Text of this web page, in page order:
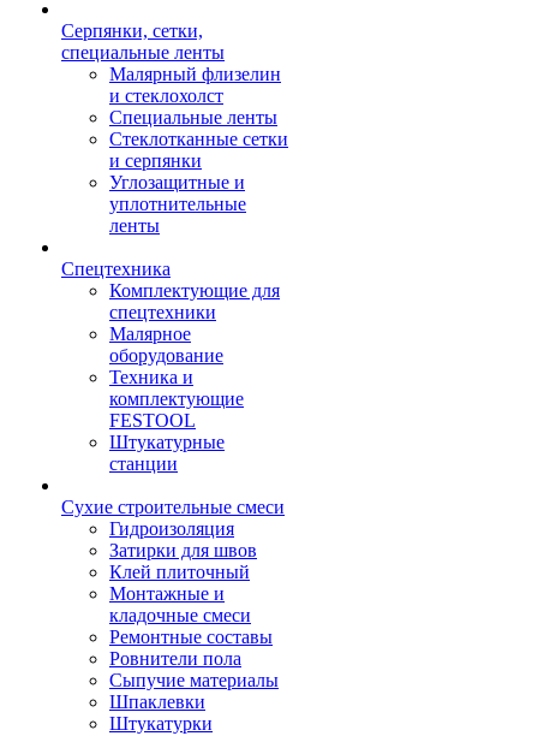
Серпянки, сетки,
специальные ленты
Малярный флизелин
и стеклохолст
Специальные ленты
Стеклотканные сетки
и серпянки
Углозащитные и
уплотнительные
ленты
Спецтехника
Комплектующие для
спецтехники
Малярное
оборудование
Техника и
комплектующие
FESTOOL
Штукатурные
станции
Сухие строительные смеси
Гидроизоляция
Затирки для швов
Клей плиточный
Монтажные и
кладочные смеси
Ремонтные составы
Ровнители пола
Сыпучие материалы
Шпаклевки
Штукатурки